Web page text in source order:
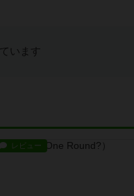
います
レビュー